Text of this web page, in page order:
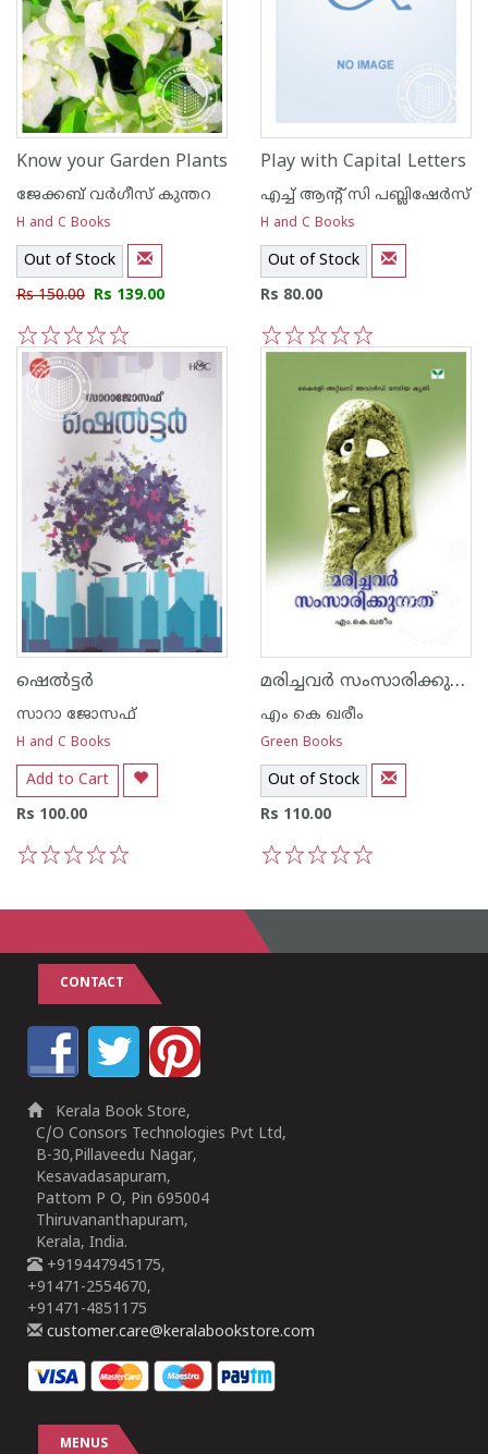
Know your Garden Plants
ജേക്കബ്‌ വര്‍ഗീസ്‌ കുന്തറ
H and C Books
Out of Stock
Rs 150.00 Rs 139.00
5
4
3
2
1
Play with Capital Letters
എച്ച് ആന്റ്‌ സി പബ്ലിഷേര്‍സ്
H and C Books
Out of Stock
Rs 80.00
5
4
3
2
1
ഷെല്‍ട്ടര്‍
സാറാ ജോസഫ്
H and C Books
Add to Cart
Rs 100.00
മരിച്ചവര്‍ സംസാരിക്കുന്നത്
എം കെ ഖരീം
Green Books
Out of Stock
Rs 110.00
CONTACT
Kerala Book Store,
C/O Consors Technologies Pvt Ltd,
B-30,Pillaveedu Nagar,
Kesavadasapuram,
Pattom P O, Pin 695004
Thiruvananthapuram,
Kerala, India.
+919447945175,
+91471-2554670,
+91471-4851175
customer.care@keralabookstore.com
MENUS